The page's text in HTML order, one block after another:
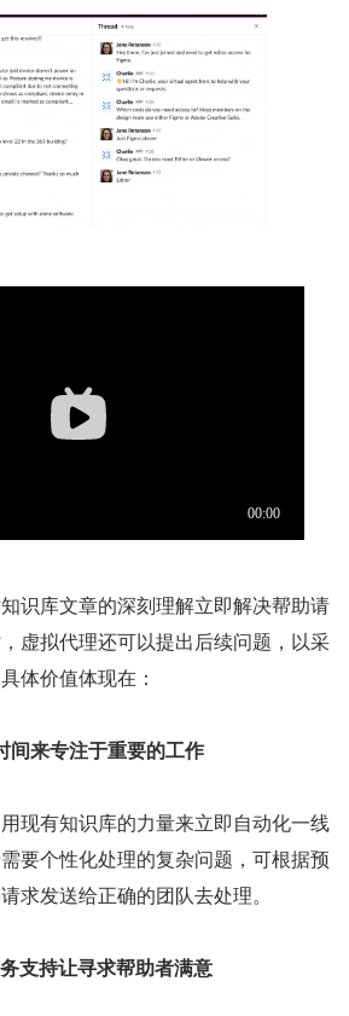
识库文章的深刻理解立即解决帮助请
虚拟代理还可以提出后续问题，以采
体价值体现在：
间来专注于重要的工作
现有知识库的力量来立即自动化一线
要个性化处理的复杂问题，可根据预
求发送给正确的团队去处理。
支持让寻求帮助者满意